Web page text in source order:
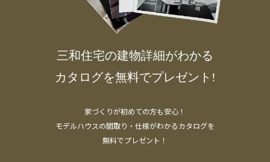
三和住宅の建物詳細がわかる
カタログを無料でプレゼント!
家づくりが初めての方も安心！
モデルハウスの間取り・仕様がわかるカタログを
無料でプレゼント！